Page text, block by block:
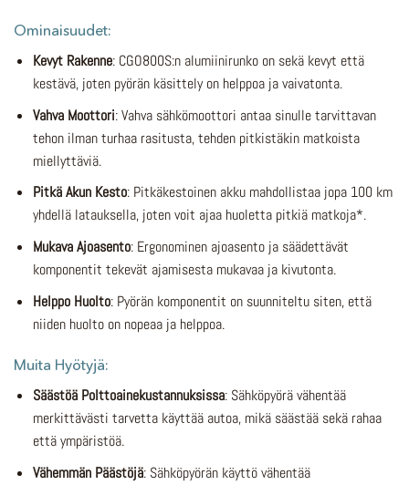
Ominaisuudet:
Kevyt Rakenne: CGO800S:n alumiinirunko on sekä kevyt että
kestävä, joten pyörän käsittely on helppoa ja vaivatonta.
Vahva Moottori: Vahva sähkömoottori antaa sinulle tarvittavan
tehon ilman turhaa rasitusta, tehden pitkistäkin matkoista
miellyttäviä.
Pitkä Akun Kesto: Pitkäkestoinen akku mahdollistaa jopa 100 km
yhdellä latauksella, joten voit ajaa huoletta pitkiä matkoja*.
Mukava Ajoasento: Ergonominen ajoasento ja säädettävät
komponentit tekevät ajamisesta mukavaa ja kivutonta.
Helppo Huolto: Pyörän komponentit on suunniteltu siten, että
niiden huolto on nopeaa ja helppoa.
Muita Hyötyjä:
Säästöä Polttoainekustannuksissa: Sähköpyörä vähentää
merkittävästi tarvetta käyttää autoa, mikä säästää sekä rahaa
että ympäristöä.
Vähemmän Päästöjä: Sähköpyörän käyttö vähentää